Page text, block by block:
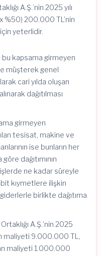
A.Ş.’nin 2025 yılı
%50) 200.000 TL’nin
için yeterlidir.
bu kapsama girmeyen
müşterek genel
cari yılda oluşan
dağıtılması
girmeyen
tesisat, makine ve
ise bunların her
dağıtımının
ne kadar süreyle
kıymetlere ilişkin
birlikte dağıtıma
A.Ş.’nin 2025
maliyeti 9.000.000 TL,
maliyeti 1.000.000